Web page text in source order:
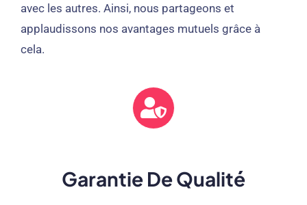
avec les autres. Ainsi, nous partageons et
applaudissons nos avantages mutuels grâce à
cela.
Garantie De Qualité